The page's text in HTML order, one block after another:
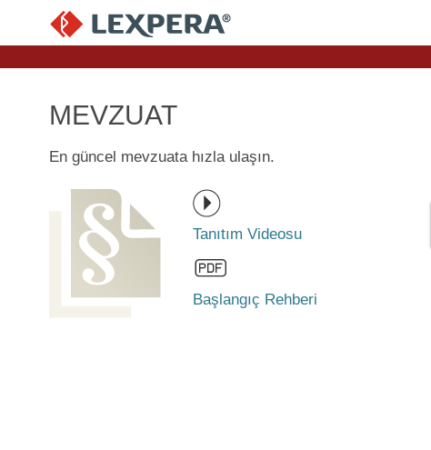
MEVZUAT
En güncel mevzuata hızla ulaşın.
Tanıtım Videosu
Başlangıç Rehberi